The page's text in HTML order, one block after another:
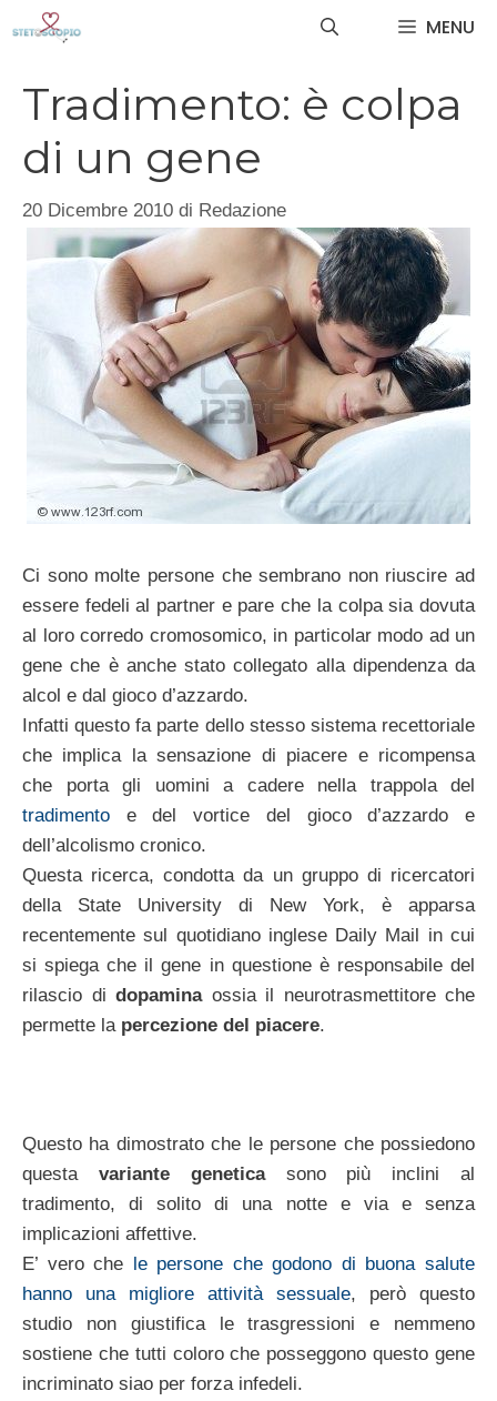
MENU
Tradimento: è colpa
di un gene
20 Dicembre 2010 di Redazione
Ci sono molte persone che sembrano non riuscire ad
essere fedeli al partner e pare che la colpa sia dovuta
al loro corredo cromosomico, in particolar modo ad un
gene che è anche stato collegato alla dipendenza da
alcol e dal gioco d’azzardo.
Infatti questo fa parte dello stesso sistema recettoriale
che implica la sensazione di piacere e ricompensa
che porta gli uomini a cadere nella trappola del
tradimento e del vortice del gioco d’azzardo e
dell’alcolismo cronico.
Questa ricerca, condotta da un gruppo di ricercatori
della State University di New York, è apparsa
recentemente sul quotidiano inglese Daily Mail in cui
si spiega che il gene in questione è responsabile del
rilascio di dopaminaossia il neurotrasmettitore che
permette la percezione del piacere.
Questo ha dimostrato che le persone che possiedono
questa variante geneticasono più inclini al
tradimento, di solito di una notte e via e senza
implicazioni affettive.
E’ vero che le persone che godono di buona salute
hanno una migliore attività sessuale, però questo
studio non giustifica le trasgressioni e nemmeno
sostiene che tutti coloro che posseggono questo gene
incriminato siao per forza infedeli.